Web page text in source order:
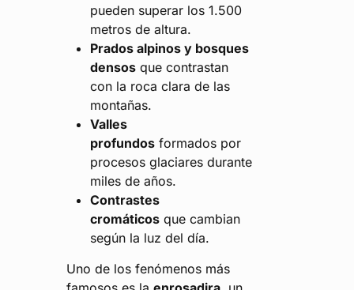
pueden superar los 1.500
metros de altura.
Prados alpinos y bosques
densos que contrastan
con la roca clara de las
montañas.
Valles
profundos formados por
procesos glaciares durante
miles de años.
Contrastes
cromáticos que cambian
según la luz del día.
Uno de los fenómenos más